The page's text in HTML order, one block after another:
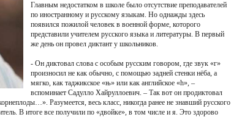
Главным недостатком в школе было отсутствие преподавателей
по иностранному и русскому языкам. Но однажды здесь
появился пожилой человек в военной форме, которого
представили учителем русского языка и литературы. В первый
же день он провел диктант у школьников.
- Он диктовал слова с особым русским говором, где звук «г»
произносил не как обычно, с помощью задней стенки нёба, а
мягко, как таджикское «њ» или как английское «h», –
вспоминает Садулло Хайруллоевич. – Так вот он продиктовал
Разумеется, весь класс, никогда ранее не знавший русского
В итоге все получили по «двойке», в том числе и я. Это здорово